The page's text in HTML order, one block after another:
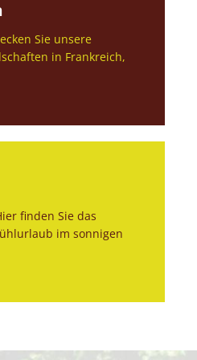
Sie unsere
in Frankreich,
finden Sie das
im sonnigen